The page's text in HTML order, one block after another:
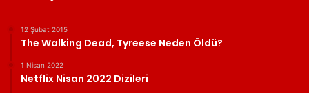
12 Şubat 2015
The Walking Dead, Tyreese Neden Öldü?
1 Nisan 2022
Netflix Nisan 2022 Dizileri